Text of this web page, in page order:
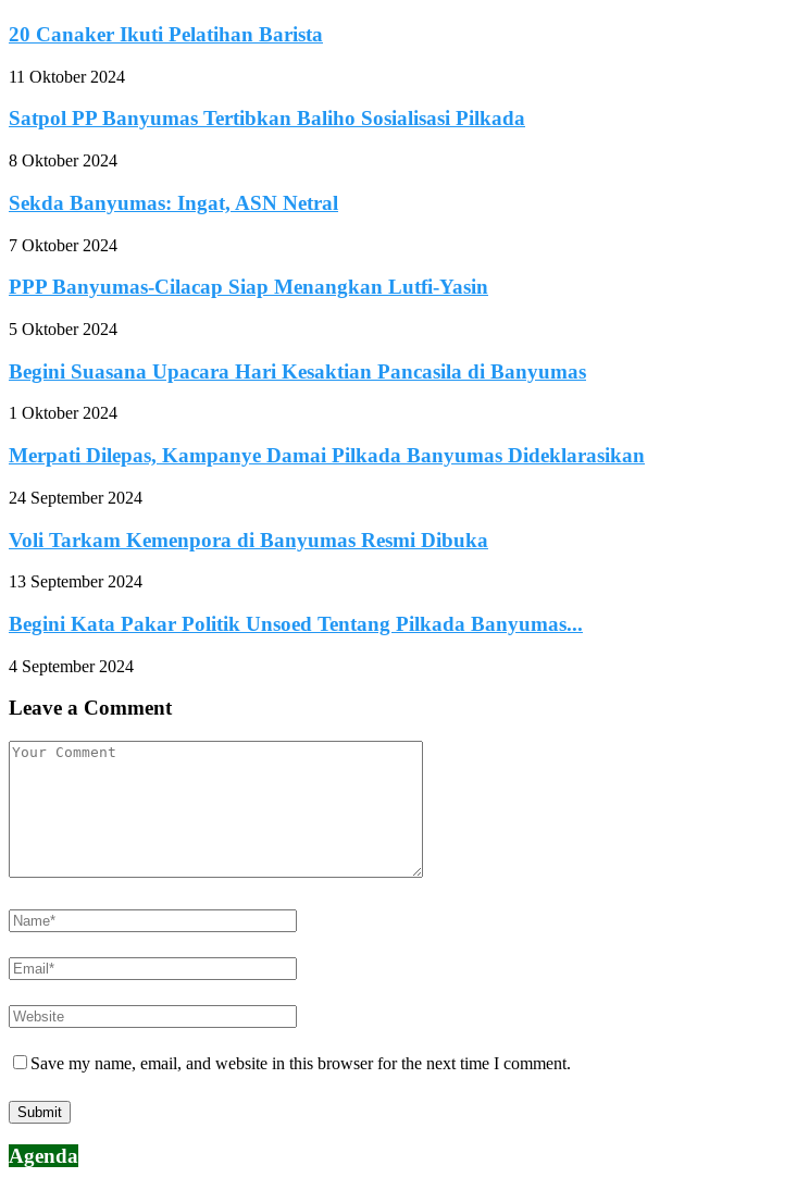
20 Canaker Ikuti Pelatihan Barista
11 Oktober 2024
Satpol PP Banyumas Tertibkan Baliho Sosialisasi Pilkada
8 Oktober 2024
Sekda Banyumas: Ingat, ASN Netral
7 Oktober 2024
PPP Banyumas-Cilacap Siap Menangkan Lutfi-Yasin
5 Oktober 2024
Begini Suasana Upacara Hari Kesaktian Pancasila di Banyumas
1 Oktober 2024
Merpati Dilepas, Kampanye Damai Pilkada Banyumas Dideklarasikan
24 September 2024
Voli Tarkam Kemenpora di Banyumas Resmi Dibuka
13 September 2024
Begini Kata Pakar Politik Unsoed Tentang Pilkada Banyumas...
4 September 2024
Leave a Comment
Save my name, email, and website in this browser for the next time I comment.
Agenda